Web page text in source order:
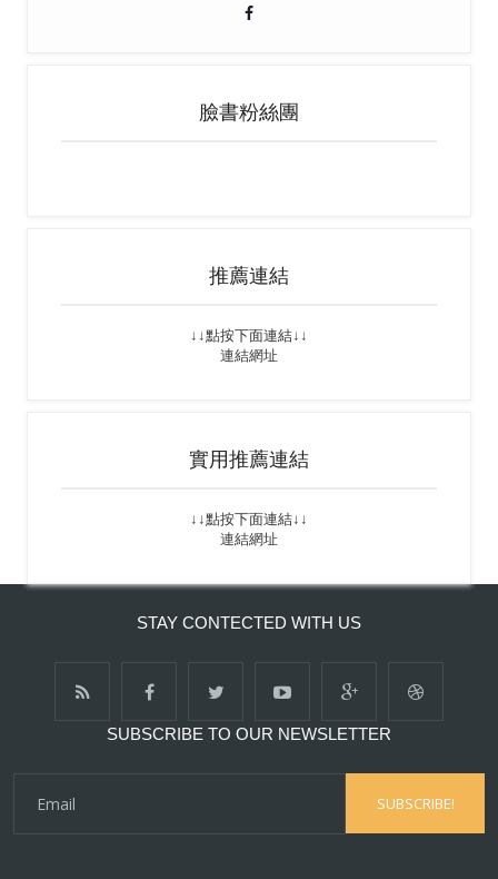
臉書粉絲團
推薦連結
↓↓點按下面連結↓↓
連結網址
實用推薦連結
↓↓點按下面連結↓↓
連結網址
STAY CONTECTED WITH US
SUBSCRIBE TO OUR NEWSLETTER